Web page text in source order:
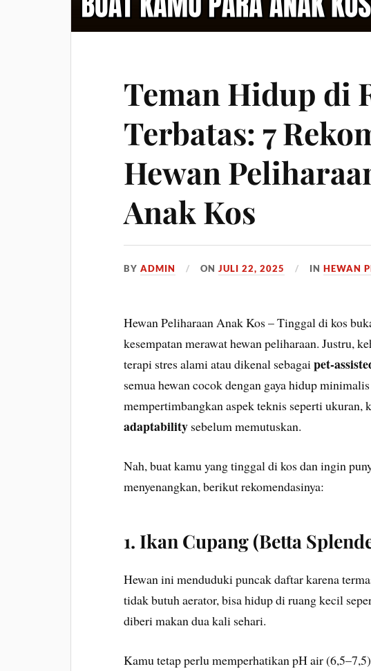
Teman Hidup di
Terbatas: 7
Hewan
Anak Kos
BYADMIN ONJULI 22, 2025 INHEWAN
Hewan Peliharaan Anak Kos – Tinggal di kos
kesempatan merawat hewan peliharaan. Justru,
terapi stres alami atau dikenal sebagaipet-
semua hewan cocok dengan gaya hidup
mempertimbangkan aspek teknis seperti ukuran,
adaptability sebelum memutuskan.
Nah, buat kamu yang tinggal di kos dan ingin
menyenangkan, berikut rekomendasinya:
1. Ikan Cupang (Betta
Hewan ini menduduki puncak daftar karena
tidak butuh aerator, bisa hidup di ruang kecil
diberi makan dua kali sehari.
Kamu tetap perlu memperhatikan pH air